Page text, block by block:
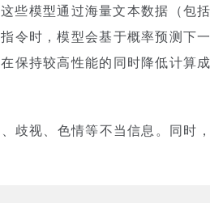
些模型通过海量文本数据（包
令时，模型会基于概率预测下
保持较高性能的同时降低计算成
歧视、色情等不当信息。同时